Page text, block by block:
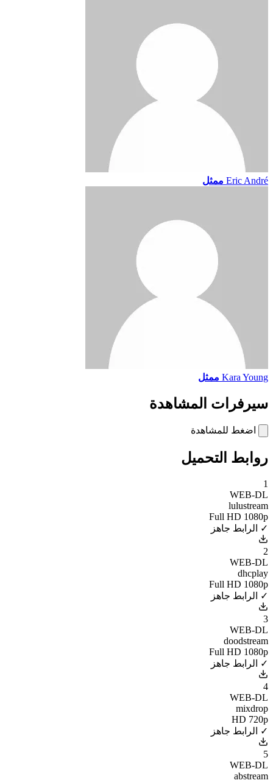
Eric André ممثل
Kara Young ممثل
سيرفرات المشاهدة
اضغط للمشاهدة
روابط التحميل
1
WEB-DL
lulustream
Full HD 1080p
✓ الرابط جاهز
2
WEB-DL
dhcplay
Full HD 1080p
✓ الرابط جاهز
3
WEB-DL
doodstream
Full HD 1080p
✓ الرابط جاهز
4
WEB-DL
mixdrop
HD 720p
✓ الرابط جاهز
5
WEB-DL
abstream